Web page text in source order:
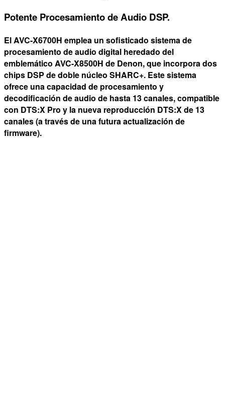
Potente Procesamiento de Audio DSP.
El AVC-X6700H emplea un sofisticado sistema de
procesamiento de audio digital heredado del
emblemático AVC-X8500H de Denon, que incorpora dos
chips DSP de doble núcleo SHARC+. Este sistema
ofrece una capacidad de procesamiento y
decodificación de audio de hasta 13 canales, compatible
con DTS:X Pro y la nueva reproducción DTS:X de 13
canales (a través de una futura actualización de
firmware).